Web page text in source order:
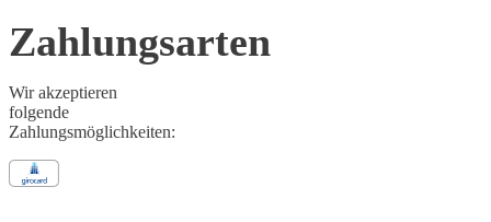
Zahlungsarten
Wir akzeptieren
folgende
Zahlungsmöglichkeiten: